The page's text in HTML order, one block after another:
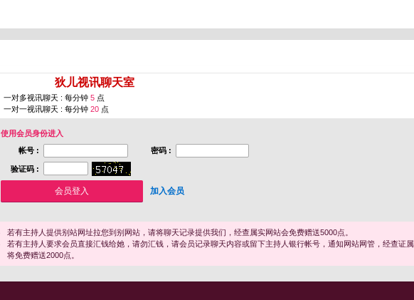
狄儿视讯聊天室
一对多视讯聊天 : 每分钟 5 点
一对一视讯聊天 : 每分钟 20 点
使用会员身份进入
帐号 :
密码 :
验证码 :
加入会员
若有主持人提供别站网址拉您到别网站，请将聊天记录提供我们，经查属实网站会免费赠送5000点。
若有主持人要求会员直接汇钱给她，请勿汇钱，请会员记录聊天内容或留下主持人银行帐号，通知网站网管，经查证
将免费赠送2000点。